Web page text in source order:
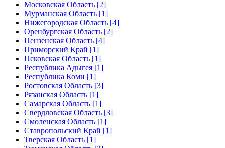
Московская Область [2]
Мурманская Область [1]
Нижегородская Область [4]
Оренбургская Область [2]
Пензенская Область [4]
Приморский Край [1]
Псковская Область [1]
Республика Адыгея [1]
Республика Коми [1]
Ростовская Область [3]
Рязанская Область [1]
Самарская Область [1]
Свердловская Область [3]
Смоленская Область [1]
Ставропольский Край [1]
Тверская Область [1]